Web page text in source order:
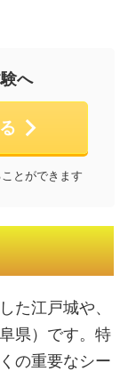
へ
とができます
た江戸城や、
県）です。特
の重要なシー